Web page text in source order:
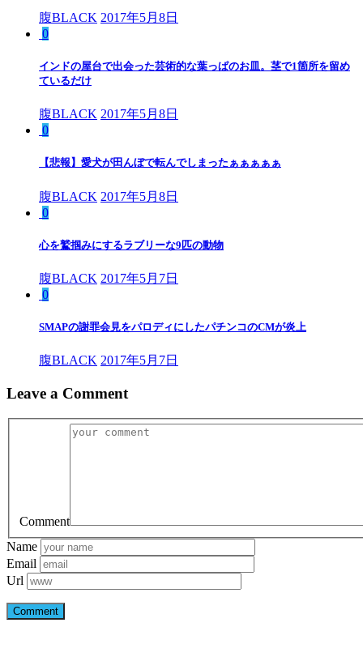
腹BLACK 2017年5月8日
0
インドの屋台で出会った芸術的な葉っぱのお皿。茎で1箇所を留め
ているだけ
腹BLACK 2017年5月8日
0
【悲報】愛犬が田んぼで転んでしまったぁぁぁぁぁ
腹BLACK 2017年5月8日
0
心を鷲掴みにするラブリーな9匹の動物
腹BLACK 2017年5月7日
0
SMAPの謝罪会見をパロディにしたパチンコのCMが炎上
腹BLACK 2017年5月7日
Leave a Comment
Comment
Name
Email
Url